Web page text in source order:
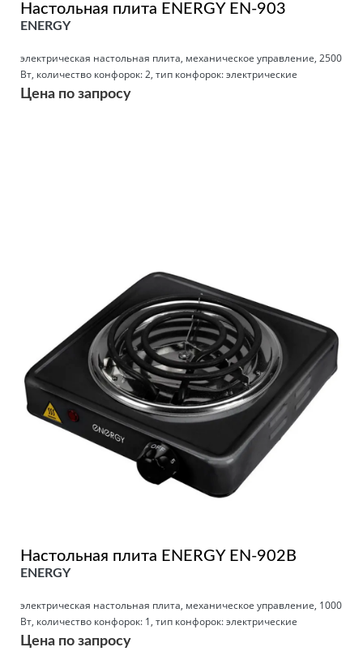
Настольная плита ENERGY EN-903
ENERGY
электрическая настольная плита, механическое управление, 2500
Вт, количество конфорок: 2, тип конфорок: электрические
Цена по запросу
Настольная плита ENERGY EN-902B
ENERGY
электрическая настольная плита, механическое управление, 1000
Вт, количество конфорок: 1, тип конфорок: электрические
Цена по запросу